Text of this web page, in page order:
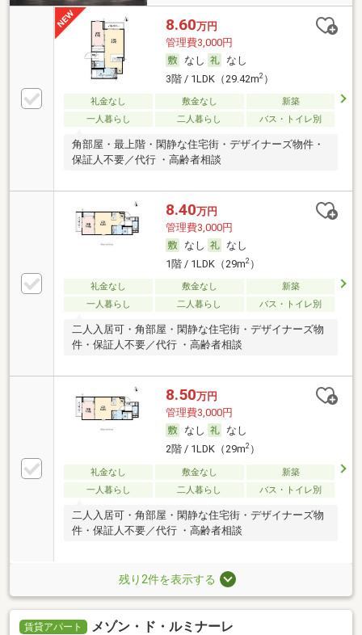
8.60万円
管理費3,000円
なし
なし
3階 / 1LDK（29.42m2）
礼金なし 敷金なし
新築
一人暮らし
二人暮らし バス・トイレ別
角部屋・最上階・閑静な住宅街・デザイナーズ物件・
保証人不要／代行 ・高齢者相談
8.40万円
管理費3,000円
なし
なし
1階 / 1LDK（29m2）
礼金なし 敷金なし
新築
一人暮らし
二人暮らし バス・トイレ別
二人入居可・角部屋・閑静な住宅街・デザイナーズ物
件・保証人不要／代行 ・高齢者相談
8.50万円
管理費3,000円
なし
なし
2階 / 1LDK（29m2）
礼金なし 敷金なし
新築
一人暮らし
二人暮らし バス・トイレ別
二人入居可・角部屋・閑静な住宅街・デザイナーズ物
件・保証人不要／代行 ・高齢者相談
残り2件を表示する
賃貸アパート メゾン・ド・ルミナーレ